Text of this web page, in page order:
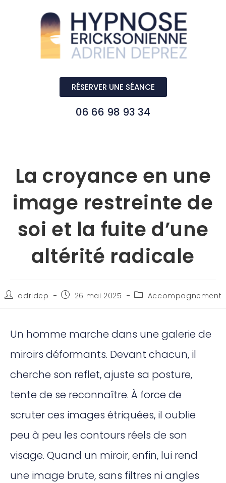
RÉSERVER UNE SÉANCE
06 66 98 93 34
La croyance en une
image restreinte de
soi et la fuite d’une
altérité radicale
adridep 26 mai 2025 Accompagnement
Un homme marche dans une galerie de
miroirs déformants. Devant chacun, il
cherche son reflet, ajuste sa posture,
tente de se reconnaître. À force de
scruter ces images étriquées, il oublie
peu à peu les contours réels de son
visage. Quand un miroir, enfin, lui rend
une image brute, sans filtres ni angles